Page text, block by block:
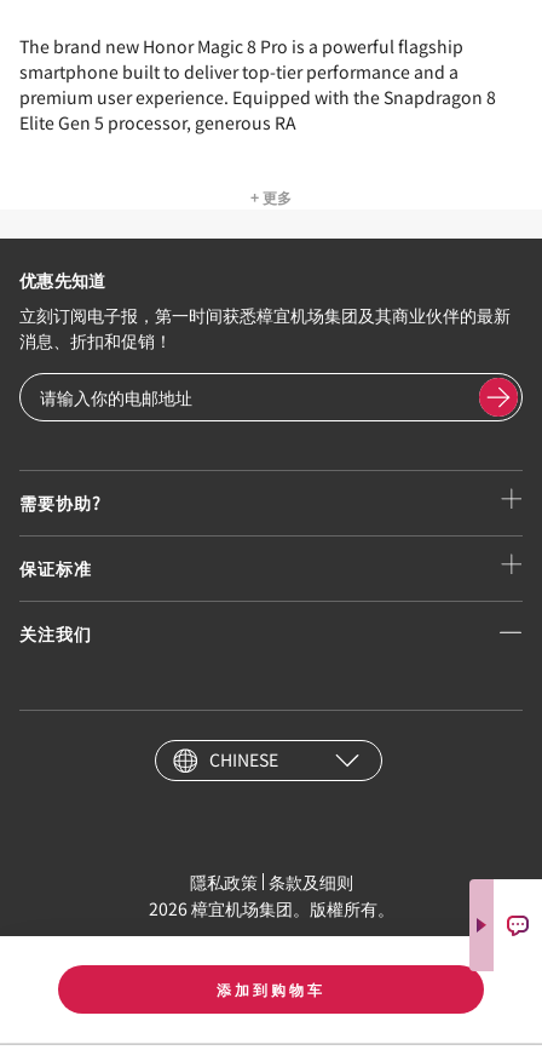
添加到购物车
The brand new Honor Magic 8 Pro is a powerful flagship
smartphone built to deliver top-tier performance and a
premium user experience. Equipped with the Snapdragon 8
Elite Gen 5 processor, generous RA
+ 更多
需要协助?
保证标准
关注我们
优惠先知道
立刻订阅电子报，第一时间获悉樟宜机场集团及其商业伙伴的最新
消息、折扣和促销！
CHINESE
隱私政策 条款及细则
2026 樟宜机场集团。版權所有。